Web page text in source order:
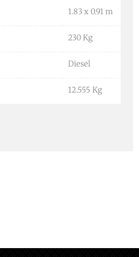
1.83 x 0.91 m
230 Kg
Diesel
12.555 Kg